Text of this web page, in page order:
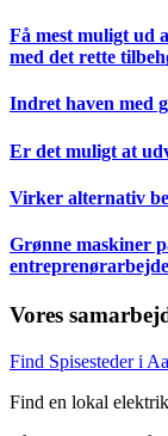
Få mest muligt ud
med det rette
Indret haven med
Er det muligt at
Virker alternativ
Grønne maskiner
Vores
Find Spisesteder i
Find en lokal